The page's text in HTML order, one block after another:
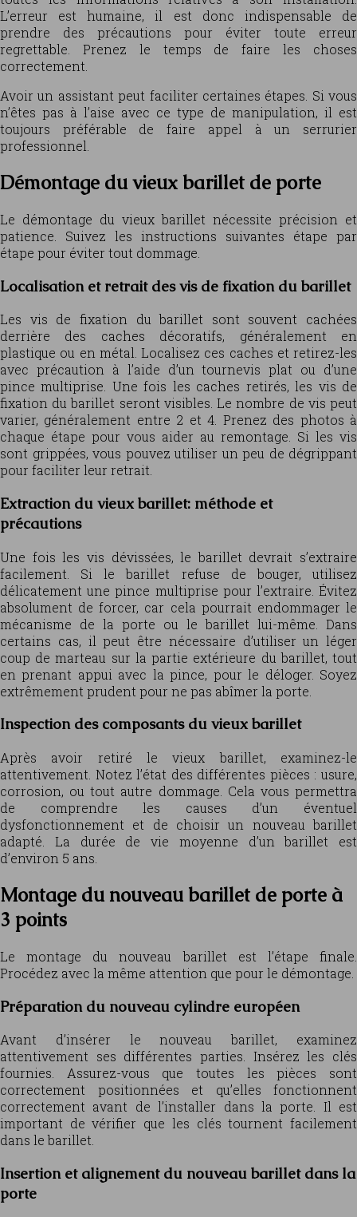
L’erreur est humaine, il est donc indispensable de
prendre des précautions pour éviter toute erreur
regrettable. Prenez le temps de faire les choses
correctement.
Avoir un assistant peut faciliter certaines étapes. Si vous
n’êtes pas à l’aise avec ce type de manipulation, il est
toujours préférable de faire appel à un serrurier
professionnel.
Démontage du vieux barillet de porte
Le démontage du vieux barillet nécessite précision et
patience. Suivez les instructions suivantes étape par
étape pour éviter tout dommage.
Localisation et retrait des vis de fixation du barillet
Les vis de fixation du barillet sont souvent cachées
derrière des caches décoratifs, généralement en
plastique ou en métal. Localisez ces caches et retirez-les
avec précaution à l’aide d’un tournevis plat ou d’une
pince multiprise. Une fois les caches retirés, les vis de
fixation du barillet seront visibles. Le nombre de vis peut
varier, généralement entre 2 et 4. Prenez des photos à
chaque étape pour vous aider au remontage. Si les vis
sont grippées, vous pouvez utiliser un peu de dégrippant
pour faciliter leur retrait.
Extraction du vieux barillet: méthode et
précautions
Une fois les vis dévissées, le barillet devrait s’extraire
facilement. Si le barillet refuse de bouger, utilisez
délicatement une pince multiprise pour l’extraire. Évitez
absolument de forcer, car cela pourrait endommager le
mécanisme de la porte ou le barillet lui-même. Dans
certains cas, il peut être nécessaire d’utiliser un léger
coup de marteau sur la partie extérieure du barillet, tout
en prenant appui avec la pince, pour le déloger. Soyez
extrêmement prudent pour ne pas abîmer la porte.
Inspection des composants du vieux barillet
Après avoir retiré le vieux barillet, examinez-le
attentivement. Notez l’état des différentes pièces : usure,
corrosion, ou tout autre dommage. Cela vous permettra
de comprendre les causes d’un éventuel
dysfonctionnement et de choisir un nouveau barillet
adapté. La durée de vie moyenne d’un barillet est
d’environ 5 ans.
Montage du nouveau barillet de porte à
3 points
Le montage du nouveau barillet est l’étape finale.
Procédez avec la même attention que pour le démontage.
Préparation du nouveau cylindre européen
Avant d’insérer le nouveau barillet, examinez
attentivement ses différentes parties. Insérez les clés
fournies. Assurez-vous que toutes les pièces sont
correctement positionnées et qu’elles fonctionnent
correctement avant de l’installer dans la porte. Il est
important de vérifier que les clés tournent facilement
dans le barillet.
Insertion et alignement du nouveau barillet dans la
porte